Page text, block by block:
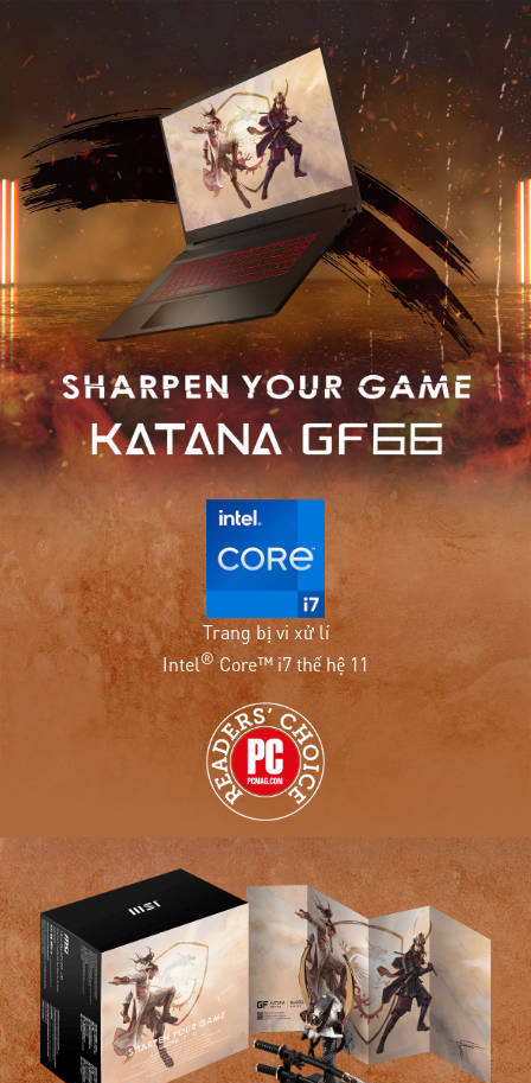
Trang bị vi xử lí
Intel®Core™ i7 thế hệ 11